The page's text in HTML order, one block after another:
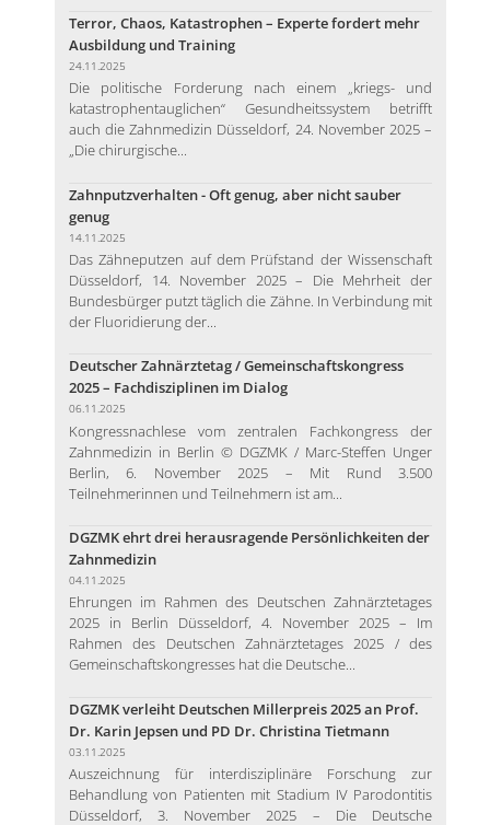
Terror, Chaos, Katastrophen – Experte fordert mehr
Ausbildung und Training
24.11.2025
Die politische Forderung nach einem „kriegs- und
katastrophentauglichen“ Gesundheitssystem betrifft
auch die Zahnmedizin Düsseldorf, 24. November 2025 –
„Die chirurgische...
Zahnputzverhalten - Oft genug, aber nicht sauber
genug
14.11.2025
Das Zähneputzen auf dem Prüfstand der Wissenschaft
Düsseldorf, 14. November 2025 – Die Mehrheit der
Bundesbürger putzt täglich die Zähne. In Verbindung mit
der Fluoridierung der...
Deutscher Zahnärztetag / Gemeinschaftskongress
2025 – Fachdisziplinen im Dialog
06.11.2025
Kongressnachlese vom zentralen Fachkongress der
Zahnmedizin in Berlin © DGZMK / Marc-Steffen Unger
Berlin, 6. November 2025 – Mit Rund 3.500
Teilnehmerinnen und Teilnehmern ist am...
DGZMK ehrt drei herausragende Persönlichkeiten der
Zahnmedizin
04.11.2025
Ehrungen im Rahmen des Deutschen Zahnärztetages
2025 in Berlin Düsseldorf, 4. November 2025 – Im
Rahmen des Deutschen Zahnärztetages 2025 / des
Gemeinschaftskongresses hat die Deutsche...
DGZMK verleiht Deutschen Millerpreis 2025 an Prof.
Dr. Karin Jepsen und PD Dr. Christina Tietmann
03.11.2025
Auszeichnung für interdisziplinäre Forschung zur
Behandlung von Patienten mit Stadium IV Parodontitis
Düsseldorf, 3. November 2025 – Die Deutsche